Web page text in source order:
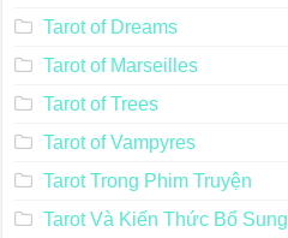
Tarot of Dreams
Tarot of Marseilles
Tarot of Trees
Tarot of Vampyres
Tarot Trong Phim Truyện
Tarot Và Kiến Thức Bổ Sung